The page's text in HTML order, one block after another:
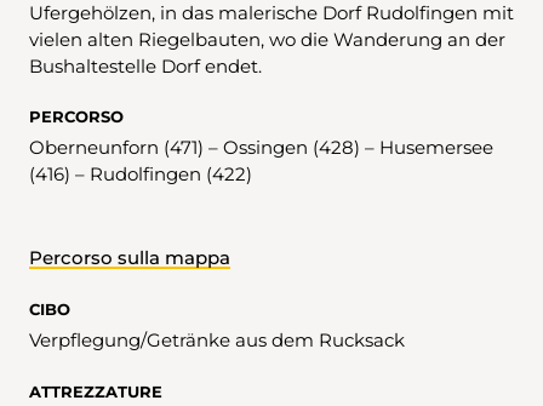
Ufergehölzen, in das malerische Dorf Rudolfingen mit
vielen alten Riegelbauten, wo die Wanderung an der
Bushaltestelle Dorf endet.
PERCORSO
Oberneunforn (471) – Ossingen (428) – Husemersee
(416) – Rudolfingen (422)
Percorso sulla mappa
CIBO
Verpflegung/Getränke aus dem Rucksack
ATTREZZATURE